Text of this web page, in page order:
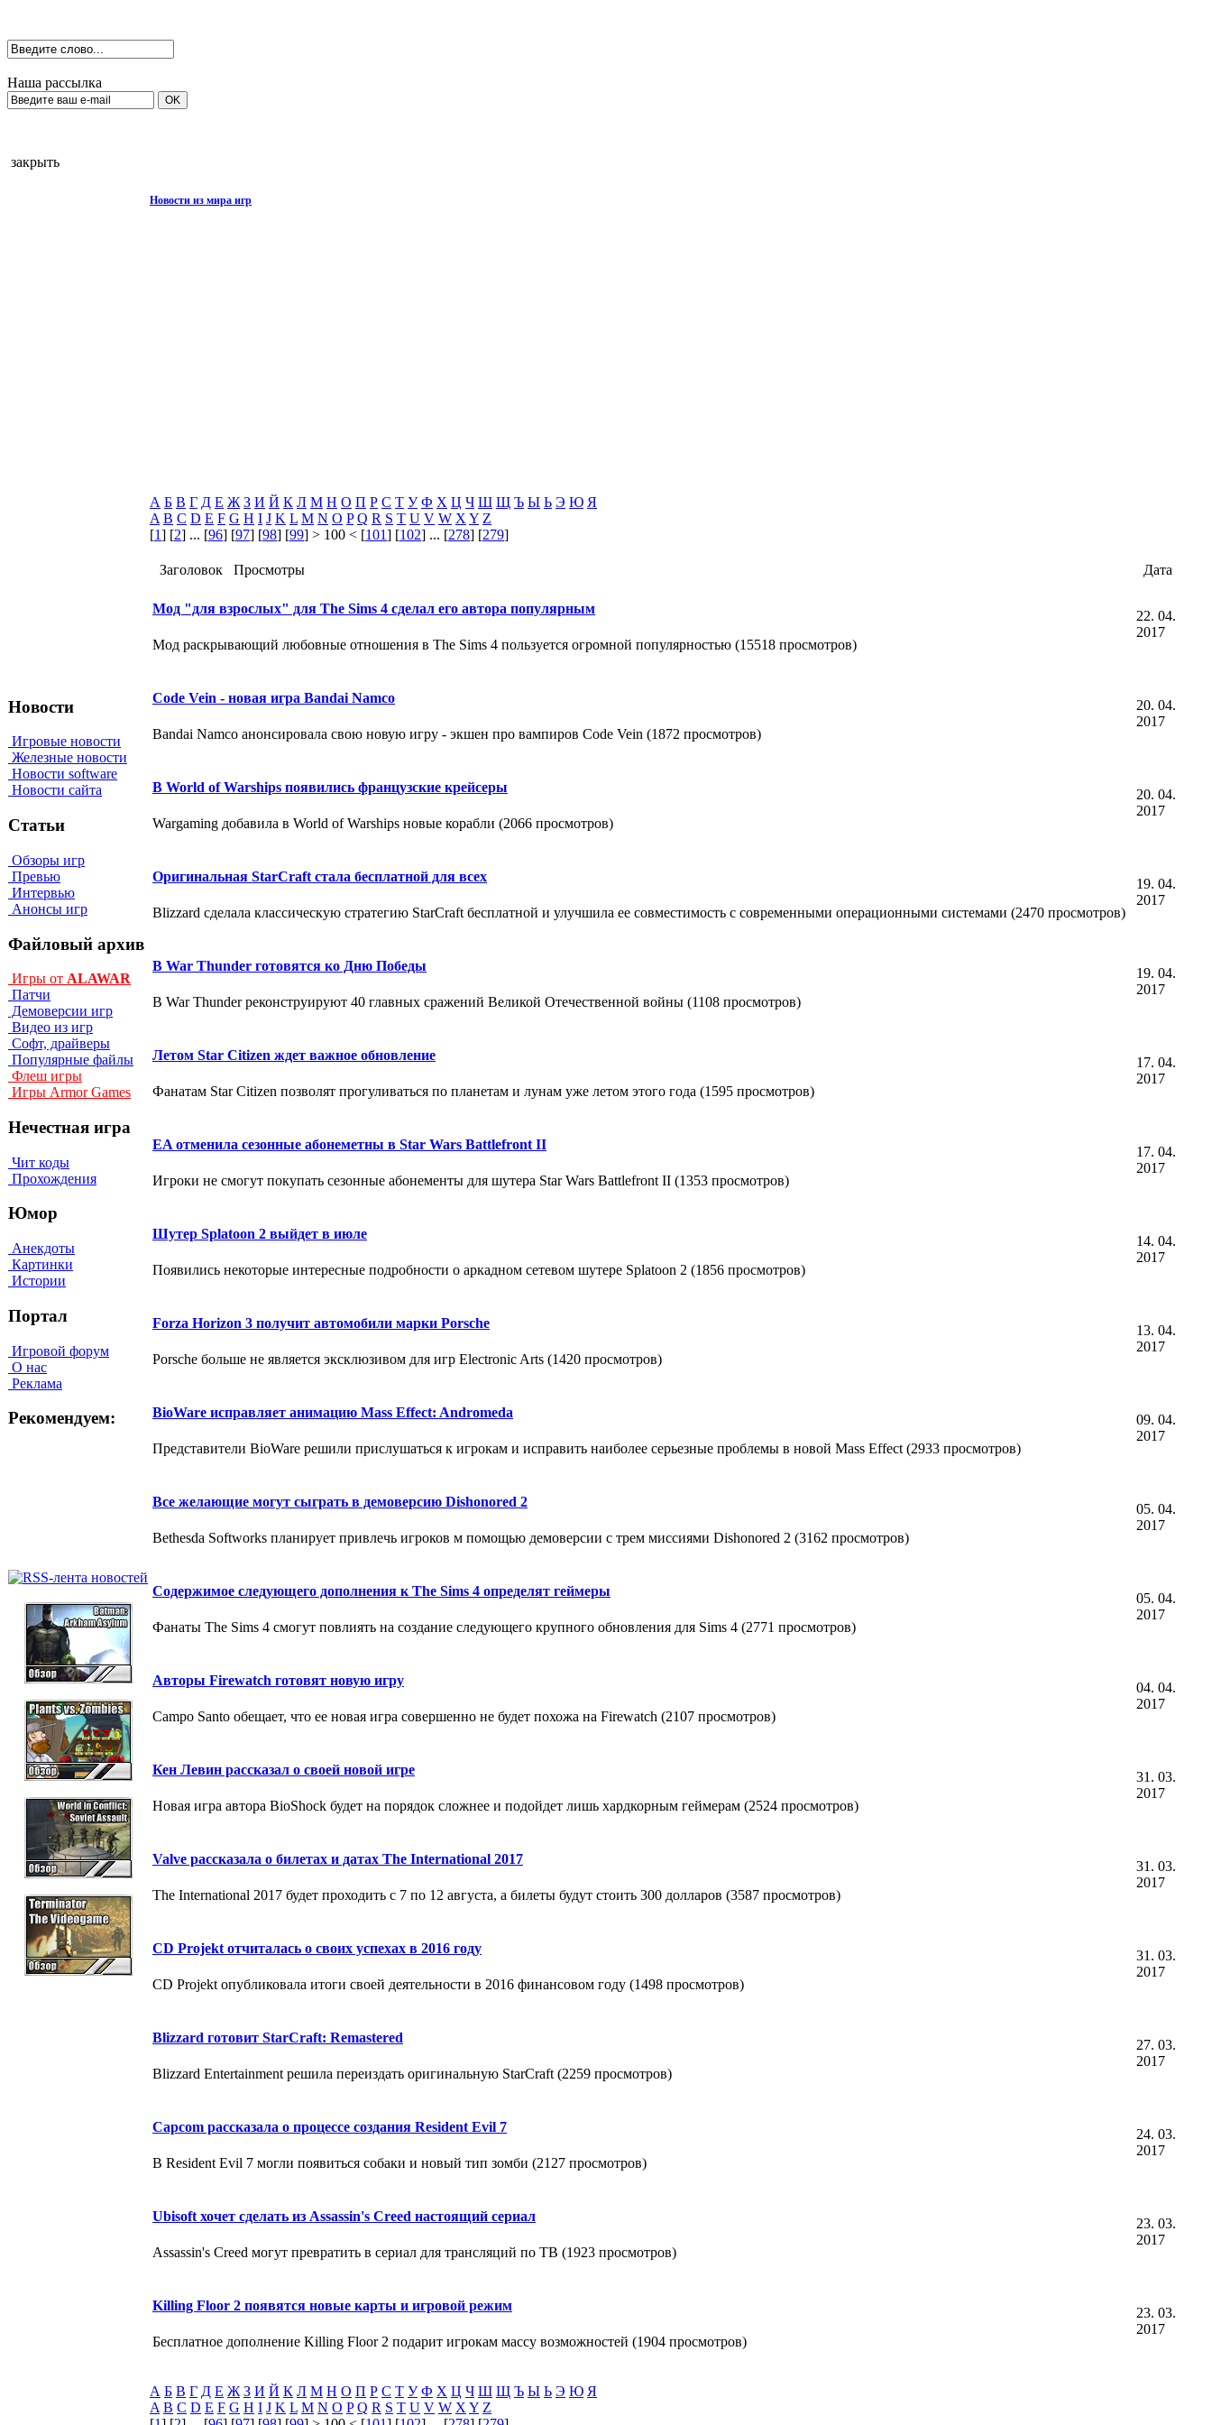
Наша рассылка
закрыть
Новости
Игровые новости
Железные новости
Новости software
Новости сайта
Статьи
Обзоры игр
Превью
Интервью
Анонсы игр
Файловый архив
Игры от ALAWAR
Патчи
Демоверсии игр
Видео из игр
Софт, драйверы
Популярные файлы
Флеш игры
Игры Armor Games
Нечестная игра
Чит коды
Прохождения
Юмор
Анекдоты
Картинки
Истории
Портал
Игровой форум
О нас
Реклама
Рекомендуем:
Новости из мира игр
А Б В Г Д Е Ж З И Й К Л М Н О П Р С Т У Ф Х Ц Ч Ш Щ Ъ Ы Ь Э Ю Я
A B C D E F G H I J K L M N O P Q R S T U V W X Y Z
[1] [2] ... [96] [97] [98] [99] > 100 < [101] [102] ... [278] [279]
Заголовок Просмотры Дата
Мод "для взрослых" для The Sims 4 сделал его автора популярным
Мод раскрывающий любовные отношения в The Sims 4 пользуется огромной популярностью (15518 просмотров)
22. 04.
2017
Code Vein - новая игра Bandai Namco
Bandai Namco анонсировала свою новую игру - экшен про вампиров Code Vein (1872 просмотров)
20. 04.
2017
В World of Warships появились французские крейсеры
Wargaming добавила в World of Warships новые корабли (2066 просмотров)
20. 04.
2017
Оригинальная StarCraft стала бесплатной для всех
Blizzard сделала классическую стратегию StarCraft бесплатной и улучшила ее совместимость с современными операционными системами (2470 просмотров)
19. 04.
2017
В War Thunder готовятся ко Дню Победы
В War Thunder реконструируют 40 главных сражений Великой Отечественной войны (1108 просмотров)
19. 04.
2017
Летом Star Citizen ждет важное обновление
Фанатам Star Citizen позволят прогуливаться по планетам и лунам уже летом этого года (1595 просмотров)
17. 04.
2017
EA отменила сезонные абонеметны в Star Wars Battlefront II
Игроки не смогут покупать сезонные абонементы для шутера Star Wars Battlefront II (1353 просмотров)
17. 04.
2017
Шутер Splatoon 2 выйдет в июле
Появились некоторые интересные подробности о аркадном сетевом шутере Splatoon 2 (1856 просмотров)
14. 04.
2017
Forza Horizon 3 получит автомобили марки Porsche
Porsche больше не является эксклюзивом для игр Electronic Arts (1420 просмотров)
13. 04.
2017
BioWare исправляет анимацию Mass Effect: Andromeda
Представители BioWare решили прислушаться к игрокам и исправить наиболее серьезные проблемы в новой Mass Effect (2933 просмотров)
09. 04.
2017
Все желающие могут сыграть в демоверсию Dishonored 2
Bethesda Softworks планирует привлечь игроков м помощью демоверсии с трем миссиями Dishonored 2 (3162 просмотров)
05. 04.
2017
Содержимое следующего дополнения к The Sims 4 определят геймеры
Фанаты The Sims 4 смогут повлиять на создание следующего крупного обновления для Sims 4 (2771 просмотров)
05. 04.
2017
Авторы Firewatch готовят новую игру
Campo Santo обещает, что ее новая игра совершенно не будет похожа на Firewatch (2107 просмотров)
04. 04.
2017
Кен Левин рассказал о своей новой игре
Новая игра автора BioShock будет на порядок сложнее и подойдет лишь хардкорным геймерам (2524 просмотров)
31. 03.
2017
Valve рассказала о билетах и датах The International 2017
The International 2017 будет проходить с 7 по 12 августа, а билеты будут стоить 300 долларов (3587 просмотров)
31. 03.
2017
CD Projekt отчиталась о своих успехах в 2016 году
CD Projekt опубликовала итоги своей деятельности в 2016 финансовом году (1498 просмотров)
31. 03.
2017
Blizzard готовит StarCraft: Remastered
Blizzard Entertainment решила переиздать оригинальную StarCraft (2259 просмотров)
27. 03.
2017
Capcom рассказала о процессе создания Resident Evil 7
В Resident Evil 7 могли появиться собаки и новый тип зомби (2127 просмотров)
24. 03.
2017
Ubisoft хочет сделать из Assassin's Creed настоящий сериал
Assassin's Creed могут превратить в сериал для трансляций по ТВ (1923 просмотров)
23. 03.
2017
Killing Floor 2 появятся новые карты и игровой режим
Бесплатное дополнение Killing Floor 2 подарит игрокам массу возможностей (1904 просмотров)
23. 03.
2017
А Б В Г Д Е Ж З И Й К Л М Н О П Р С Т У Ф Х Ц Ч Ш Щ Ъ Ы Ь Э Ю Я
A B C D E F G H I J K L M N O P Q R S T U V W X Y Z